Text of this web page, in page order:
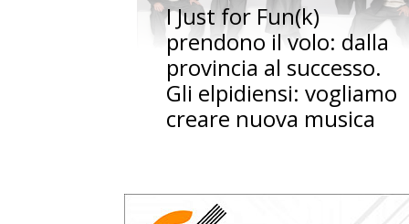
I Just for Fun(k)
prendono il volo: dalla
provincia al successo.
Gli elpidiensi: vogliamo
creare nuova musica